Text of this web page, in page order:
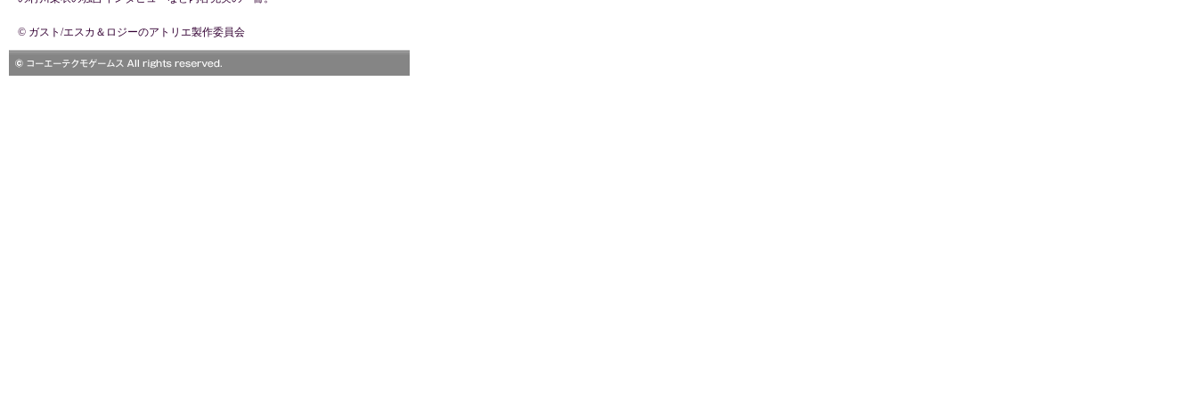
© ガスト/エスカ＆ロジーのアトリエ製作委員会